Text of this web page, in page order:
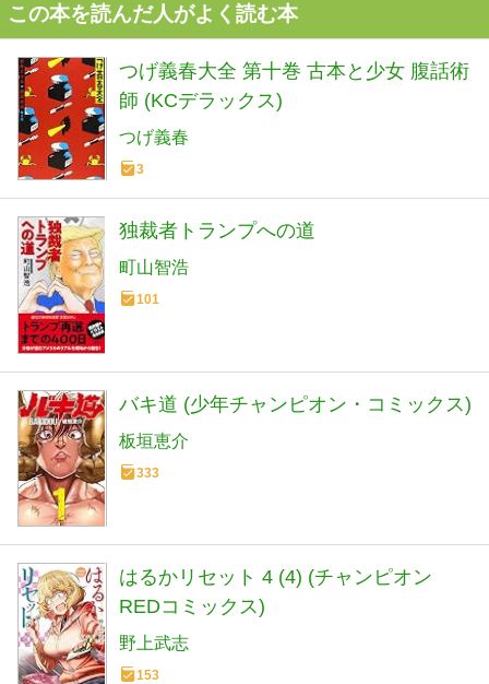
この本を読んだ人がよく読む本
つげ義春大全 第十巻 古本と少女 腹話術
師 (KCデラックス)
つげ義春
3
独裁者トランプへの道
町山智浩
101
バキ道 (少年チャンピオン・コミックス)
板垣恵介
333
はるかリセット 4 (4) (チャンピオン
REDコミックス)
野上武志
153